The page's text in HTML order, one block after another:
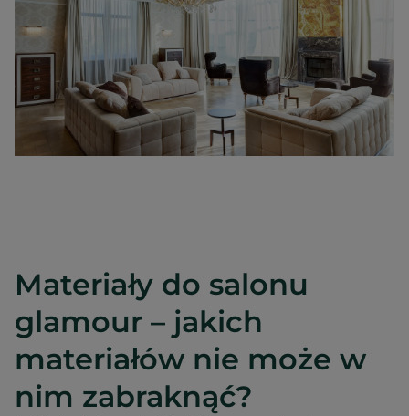
Materiały do salonu
glamour – jakich
materiałów nie może w
nim zabraknąć?